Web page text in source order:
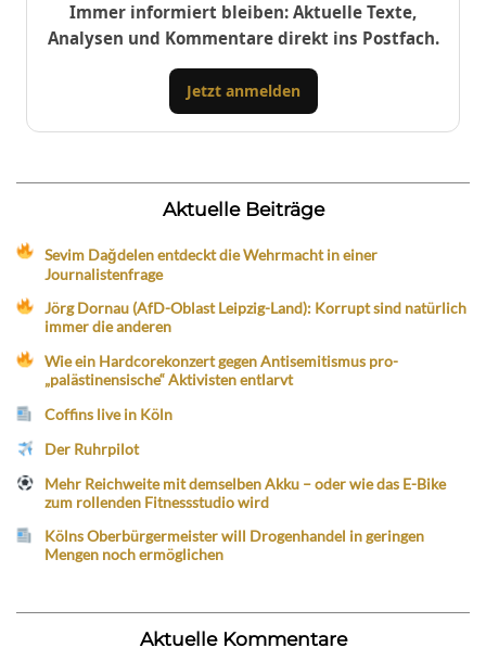
Immer informiert bleiben: Aktuelle Texte,
Analysen und Kommentare direkt ins Postfach.
Jetzt anmelden
Aktuelle Beiträge
Sevim Dağdelen entdeckt die Wehrmacht in einer
Journalistenfrage
Jörg Dornau (AfD-Oblast Leipzig-Land): Korrupt sind natürlich
immer die anderen
Wie ein Hardcorekonzert gegen Antisemitismus pro-
„palästinensische“ Aktivisten entlarvt
Coffins live in Köln
Der Ruhrpilot
Mehr Reichweite mit demselben Akku – oder wie das E-Bike
zum rollenden Fitnessstudio wird
Kölns Oberbürgermeister will Drogenhandel in geringen
Mengen noch ermöglichen
Aktuelle Kommentare